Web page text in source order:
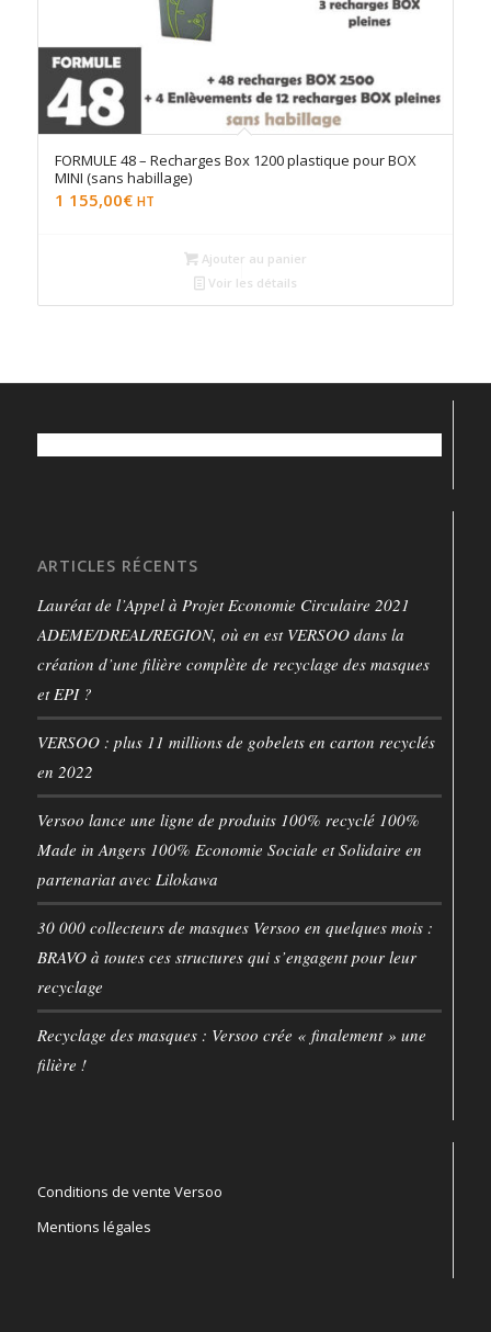
FORMULE 48 – Recharges Box 1200 plastique pour BOX
MINI (sans habillage)
1 155,00€ HT
Ajouter au panier
Voir les détails
ARTICLES RÉCENTS
Lauréat de l’Appel à Projet Economie Circulaire 2021
ADEME/DREAL/REGION, où en est VERSOO dans la
création d’une filière complète de recyclage des masques
et EPI ?
VERSOO : plus 11 millions de gobelets en carton recyclés
en 2022
Versoo lance une ligne de produits 100% recyclé 100%
Made in Angers 100% Economie Sociale et Solidaire en
partenariat avec Lilokawa
30 000 collecteurs de masques Versoo en quelques mois :
BRAVO à toutes ces structures qui s’engagent pour leur
recyclage
Recyclage des masques : Versoo crée « finalement » une
filière !
Conditions de vente Versoo
Mentions légales